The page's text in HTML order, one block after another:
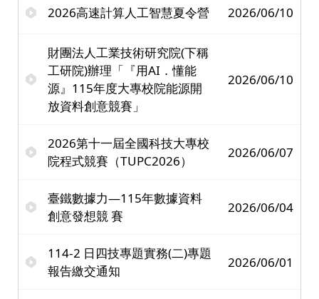
2026高速計算人工智慧夏令營 2026/06/10
財團法人工業技術研究院(下稱
工研院)辦理「『用AI．懂能
源』115年度大專校院能源開
放資料創意競賽」
2026/06/10
2026第十一屆全國科技大專校
院程式競賽（TUPC2026）
2026/06/07
臺鐵數據力—115年數據資料
創意發想競 賽
2026/06/04
114-2 日四技專題實務(二)專題
報告繳交通知
2026/06/01